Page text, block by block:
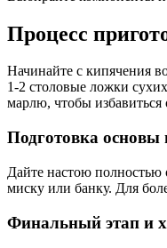
Процесс
Начинайте с кипячения
1-2 столовые ложки
марлю, чтобы избавиться
Подготовка основы
Дайте настою полностью
миску или банку. Для
Финальный этап и